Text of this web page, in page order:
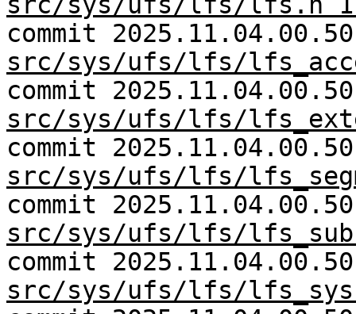
commit
src/sys/ufs/lfs/
commit
src/sys/ufs/lfs/
commit
src/sys/ufs/lfs/
commit
src/sys/ufs/lfs/
commit
src/sys/ufs/lfs/